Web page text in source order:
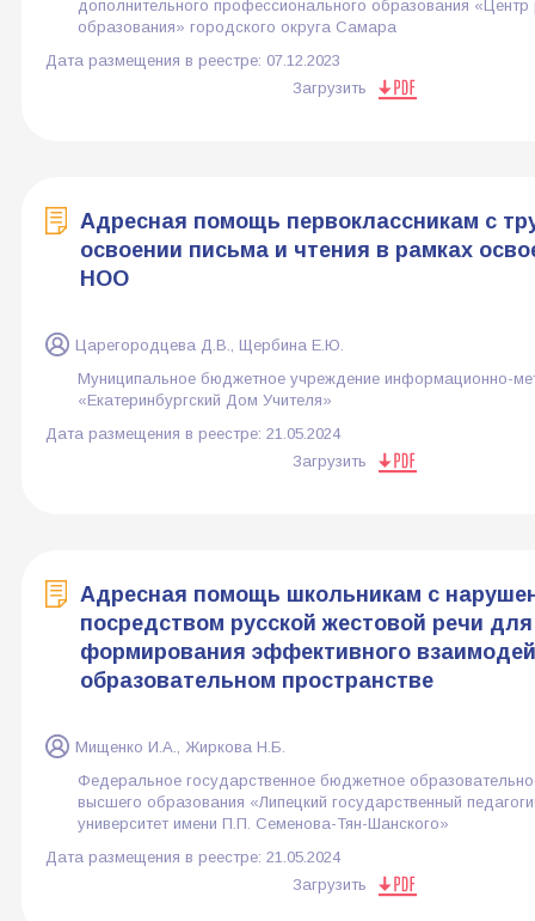
дополнительного профессионального образования «Центр
образования» городского округа Самара
Дата размещения в реестре: 07.12.2023
Загрузить
Адресная помощь первоклассникам с
освоении письма и чтения в рамках
НОО
Царегородцева Д.В., Щербина Е.Ю.
Муниципальное бюджетное учреждение информационно-
«Екатеринбургский Дом Учителя»
Дата размещения в реестре: 21.05.2024
Загрузить
Адресная помощь школьникам с
посредством русской жестовой речи для
формирования эффективного
образовательном пространстве
Мищенко И.А., Жиркова Н.Б.
Федеральное государственное бюджетное
высшего образования «Липецкий государственный
университет имени П.П. Семенова-Тян-Шанского»
Дата размещения в реестре: 21.05.2024
Загрузить